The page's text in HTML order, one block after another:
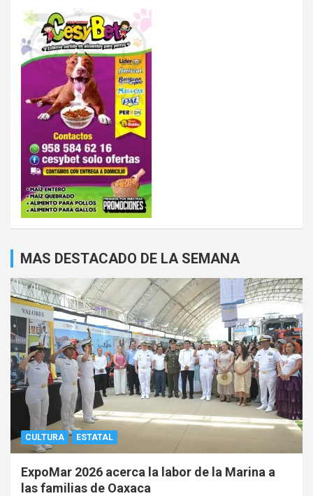
MAS DESTACADO DE LA SEMANA
CULTURA ESTATAL
ExpoMar 2026 acerca la labor de la Marina a
las familias de Oaxaca